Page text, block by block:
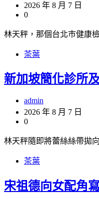
2026 年 8 月 7 日
0
林天秤，那個台北巿健康
茶葉
新加坡簡化診所
admin
2026 年 8 月 7 日
0
林天秤隨即將蕾絲絲帶拋
茶葉
宋祖德向女配角